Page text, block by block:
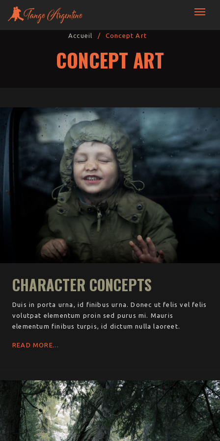
Accueil / Concept Art
CONCEPT ART
CHARACTER CONCEPTS
Duis in porta urna, id finibus urna. Donec ut felis vel felis
volutpat elementum proin sed purus mi. Mauris
elementum finibus turpis, id dictum nulla laoreet.
READ MORE...